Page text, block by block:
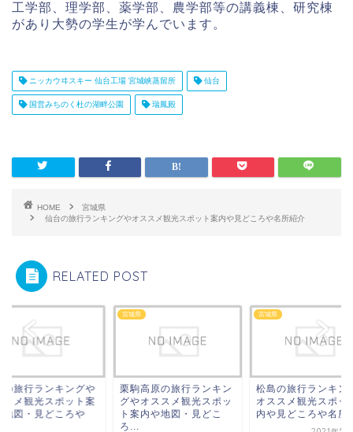
工学部、理学部、薬学部、農学部等の講義棟、研究棟
があり大勢の学生が学んでいます。
ニッカウヰスキー 仙台工場 宮城峡蒸留所 仙台
国営みちのく杜の湖畔公園 瑞鳳殿
HOME
宮城県
仙台の旅行ランキングやオススメ観光スポット案内や見どころや名所紹介
RELATED POST
の旅行ランキングや
スメ観光スポット案
地図・見どころや
宮城県
栗駒高原の旅行ランキン
グやオススメ観光スポッ
ト案内や地図・見どこ
ろ...
宮城県
松島の旅行ランキン
オススメ観光スポッ
内や見どころや名所